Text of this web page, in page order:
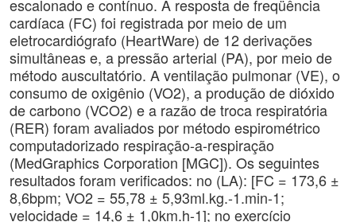
escalonado e contínuo. A resposta de freqüência
cardíaca (FC) foi registrada por meio de um
eletrocardiógrafo (HeartWare) de 12 derivações
simultâneas e, a pressão arterial (PA), por meio de
método auscultatório. A ventilação pulmonar (VE), o
consumo de oxigênio (VO2), a produção de dióxido
de carbono (VCO2) e a razão de troca respiratória
(RER) foram avaliados por método espirométrico
computadorizado respiração-a-respiração
(MedGraphics Corporation [MGC]). Os seguintes
resultados foram verificados: no (LA): [FC = 173,6 ±
8,6bpm; VO2 = 55,78 ± 5,93ml.kg.-1.min-1;
velocidade = 14,6 ± 1,0km.h-1]; no exercício